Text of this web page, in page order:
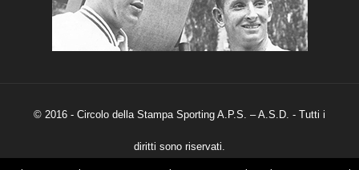
© 2016 - Circolo della Stampa Sporting A.P.S. – A.S.D. - Tutti i
diritti sono riservati.